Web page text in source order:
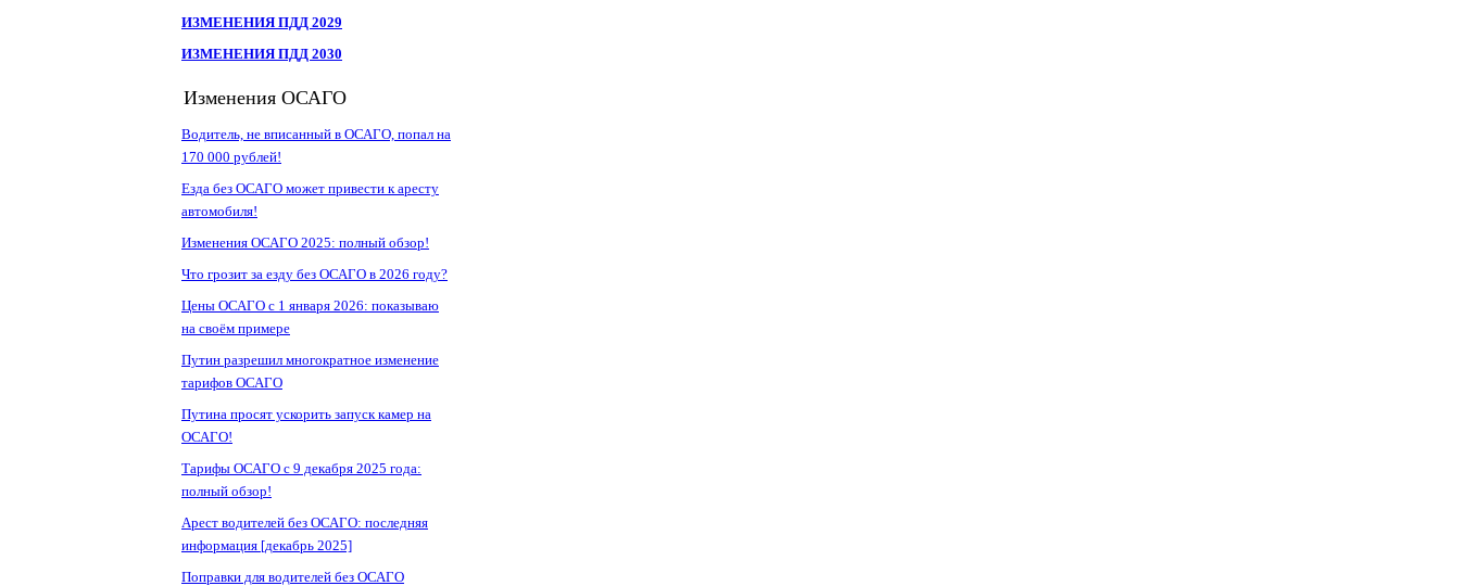
ИЗМЕНЕНИЯ ПДД 2029
ИЗМЕНЕНИЯ ПДД 2030
Изменения ОСАГО
Водитель, не вписанный в ОСАГО, попал на
170 000 рублей!
Езда без ОСАГО может привести к аресту
автомобиля!
Изменения ОСАГО 2025: полный обзор!
Что грозит за езду без ОСАГО в 2026 году?
Цены ОСАГО с 1 января 2026: показываю
на своём примере
Путин разрешил многократное изменение
тарифов ОСАГО
Путина просят ускорить запуск камер на
ОСАГО!
Тарифы ОСАГО с 9 декабря 2025 года:
полный обзор!
Арест водителей без ОСАГО: последняя
информация [декабрь 2025]
Поправки для водителей без ОСАГО